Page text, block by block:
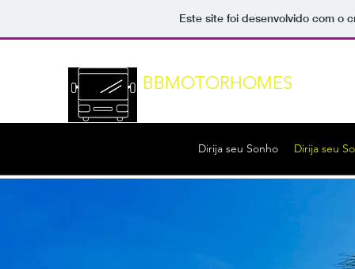
Este site foi desenvolvido com o
BBMOTORHOMES
Dirija seu Sonho Dirija seu